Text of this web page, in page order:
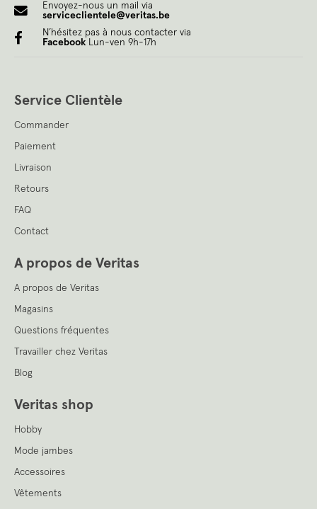
Envoyez-nous un mail via
serviceclientele@veritas.be
N’hésitez pas à nous contacter via
Facebook Lun-ven 9h-17h
Service Clientèle
Commander
Paiement
Livraison
Retours
FAQ
Contact
A propos de Veritas
A propos de Veritas
Magasins
Questions fréquentes
Travailler chez Veritas
Blog
Veritas shop
Hobby
Mode jambes
Accessoires
Vêtements